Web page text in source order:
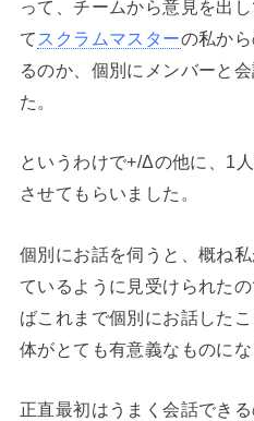
って、チームから意見を出
て スクラムマスターの私か
るのか、個別にメンバーと
た。
というわけで+/Δの他に、1
させてもらいました。
個別にお話を伺うと、概ね
ているように見受けられた
ばこれまで個別にお話した
体がとても有意義なものにな
正直最初はうまく会話でき